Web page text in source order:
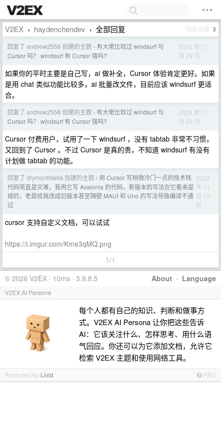
V2EX › haydenchendev › 全部回复 回复总数 3
回复了 andrew2558 创建的主题 › 有大佬比较过 windsurf 与
Cursor 吗？ windsurf 有 Cursor 强吗?
2024 年 11
月 29 日
如果你的平时主要是自己写，ai 做补全，Cursor 体验肯定更好。如果
是用 chat 类似功能比较多，ai 批量改文件，目前应该 windsurf 更适
合。
回复了 andrew2558 创建的主题 › 有大佬比较过 windsurf 与
Cursor 吗？ windsurf 有 Cursor 强吗?
2024 年 11
月 29 日
Cursor 付费用户，试用了一下 windsurf ，没有 tabtab 非常不习惯，
又回到了 Cursor 。不过 Cursor 是真的贵，不知道 windsurf 有没有
计划做 tabtab 的功能。
回复了 drymonfidelia 创建的主题 › 用 Cursor 写稍微冷门一点的技术栈
代码简直是灾难，我用它写 Avalonia 的代码，新版本的写法在它看来是
错的，老是给我改成旧版本甚至隔壁 MAUI 和 Uno 的写法导致编译不通
过
2024
年 11
月 15
日
cursor 支持自定义文档，可以试试
https://i.imgur.com/Kme3qMQ.png
1/1
About · Language
© 2026 V2EX · 10ms · 3.9.8.5
V2EX AI Persona
每个人都有自己的知识、判断和做事方
式。V2EX AI Persona 让你把这些告诉
AI：它该关注什么、怎样思考、用什么语
气回应。你还可以为它添加文档，允许它
检索 V2EX 主题和使用网络工具。
Promoted by Livid PRO